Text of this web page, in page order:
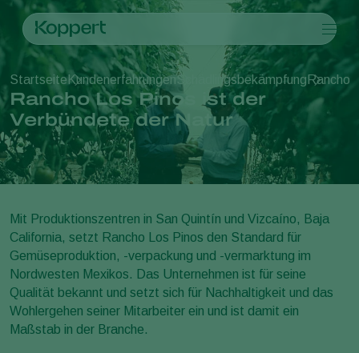
Produkte
Produkte
Schädlingsbekämpfung
Krankheitsbekämpfung
Bestäubung
Pflanzenhilfsmittel
Ausbringtechnik
Kulturpflanzen
Kulturpflanzen
Gemüse (geschützter Anbau)
Zierpflanzen
Freilandgemüse
Landwirtschaftliche Kulturpflanzen
Schädlinge und Krankheiten
Schädlinge und Krankheiten
Pflanzenschädlinge
Pflanzenkrankheiten
Über Koppert
Über Koppert
Über Koppert
News & Infos
Kontakt
Koppert One Ansprechpartner
Suche
StartseiteKundenerfahrungenSchädlingsbekämpfung Rancho
Rancho Los Pinos ist der
Verbündete der Natur
Mit Produktionszentren in San Quintín und Vizcaíno, Baja
California, setzt Rancho Los Pinos den Standard für
Gemüseproduktion, -verpackung und -vermarktung im
Nordwesten Mexikos. Das Unternehmen ist für seine
Qualität bekannt und setzt sich für Nachhaltigkeit und das
Wohlergehen seiner Mitarbeiter ein und ist damit ein
Maßstab in der Branche.